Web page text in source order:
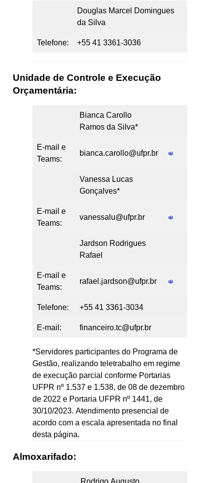
Douglas Marcel Domingues
da Silva
Telefone: +55 41 3361-3036
Unidade de Controle e Execução
Orçamentária:
Bianca Carollo
Ramos da Silva*
E-mail e
Teams:
bianca.carollo@ufpr.br
Vanessa Lucas
Gonçalves*
E-mail e
Teams:
vanessalu@ufpr.br
Jardson Rodrigues
Rafael
E-mail e
Teams:
rafael.jardson@ufpr.br
Telefone: +55 41 3361-3034
E-mail: financeiro.tc@ufpr.br
*Servidores participantes do Programa de
Gestão, realizando teletrabalho em regime
de execução parcial conforme Portarias
UFPR nº 1.537 e 1.538, de 08 de dezembro
de 2022 e Portaria UFPR nº 1441, de
30/10/2023. Atendimento presencial de
acordo com a escala apresentada no final
desta página.
Almoxarifado:
Rodrigo Augusto